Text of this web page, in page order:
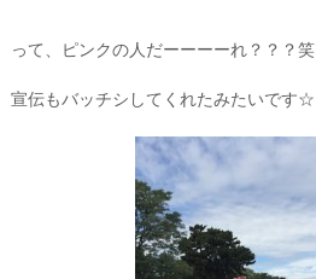
って、ピンクの人だーーーーれ？？？笑
宣伝もバッチシしてくれたみたいです☆